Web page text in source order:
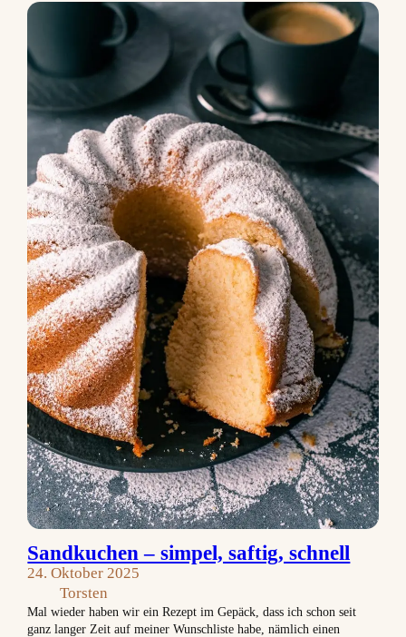
Sandkuchen – simpel, saftig, schnell
24. Oktober 2025
Torsten
Mal wieder haben wir ein Rezept im Gepäck, dass ich schon seit
ganz langer Zeit auf meiner Wunschliste habe, nämlich einen